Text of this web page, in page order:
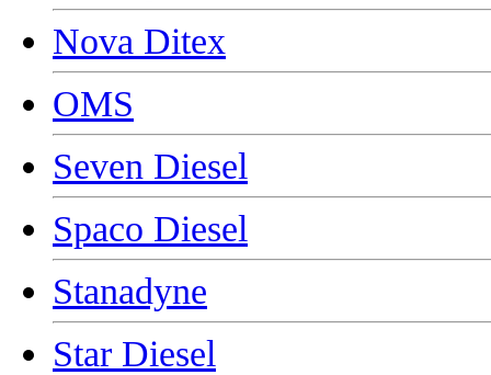
Nova Ditex
OMS
Seven Diesel
Spaco Diesel
Stanadyne
Star Diesel